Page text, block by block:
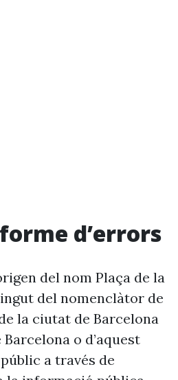
d’errors
del nom Plaça de la
del nomenclàtor de
la ciutat de Barcelona
o d’aquest
a través de